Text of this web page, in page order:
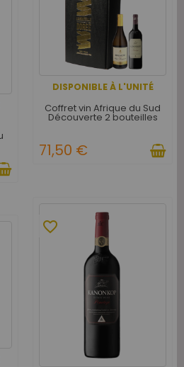
DISPONIBLE À L'UNITÉ
Coffret vin Afrique du Sud
Découverte 2 bouteilles
71,50 €
favorite_border